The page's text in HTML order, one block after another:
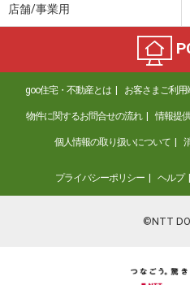
店舗/事業用
goo住宅・不動産とは お客さまご利
物件に関するお問合せの流れ 情報提
個人情報の取り扱いについて
プライバシーポリシー ヘルプ
©NTT